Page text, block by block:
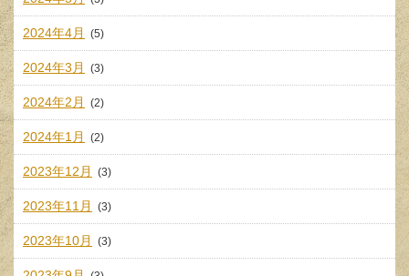
2024年4月 (5)
2024年3月 (3)
2024年2月 (2)
2024年1月 (2)
2023年12月 (3)
2023年11月 (3)
2023年10月 (3)